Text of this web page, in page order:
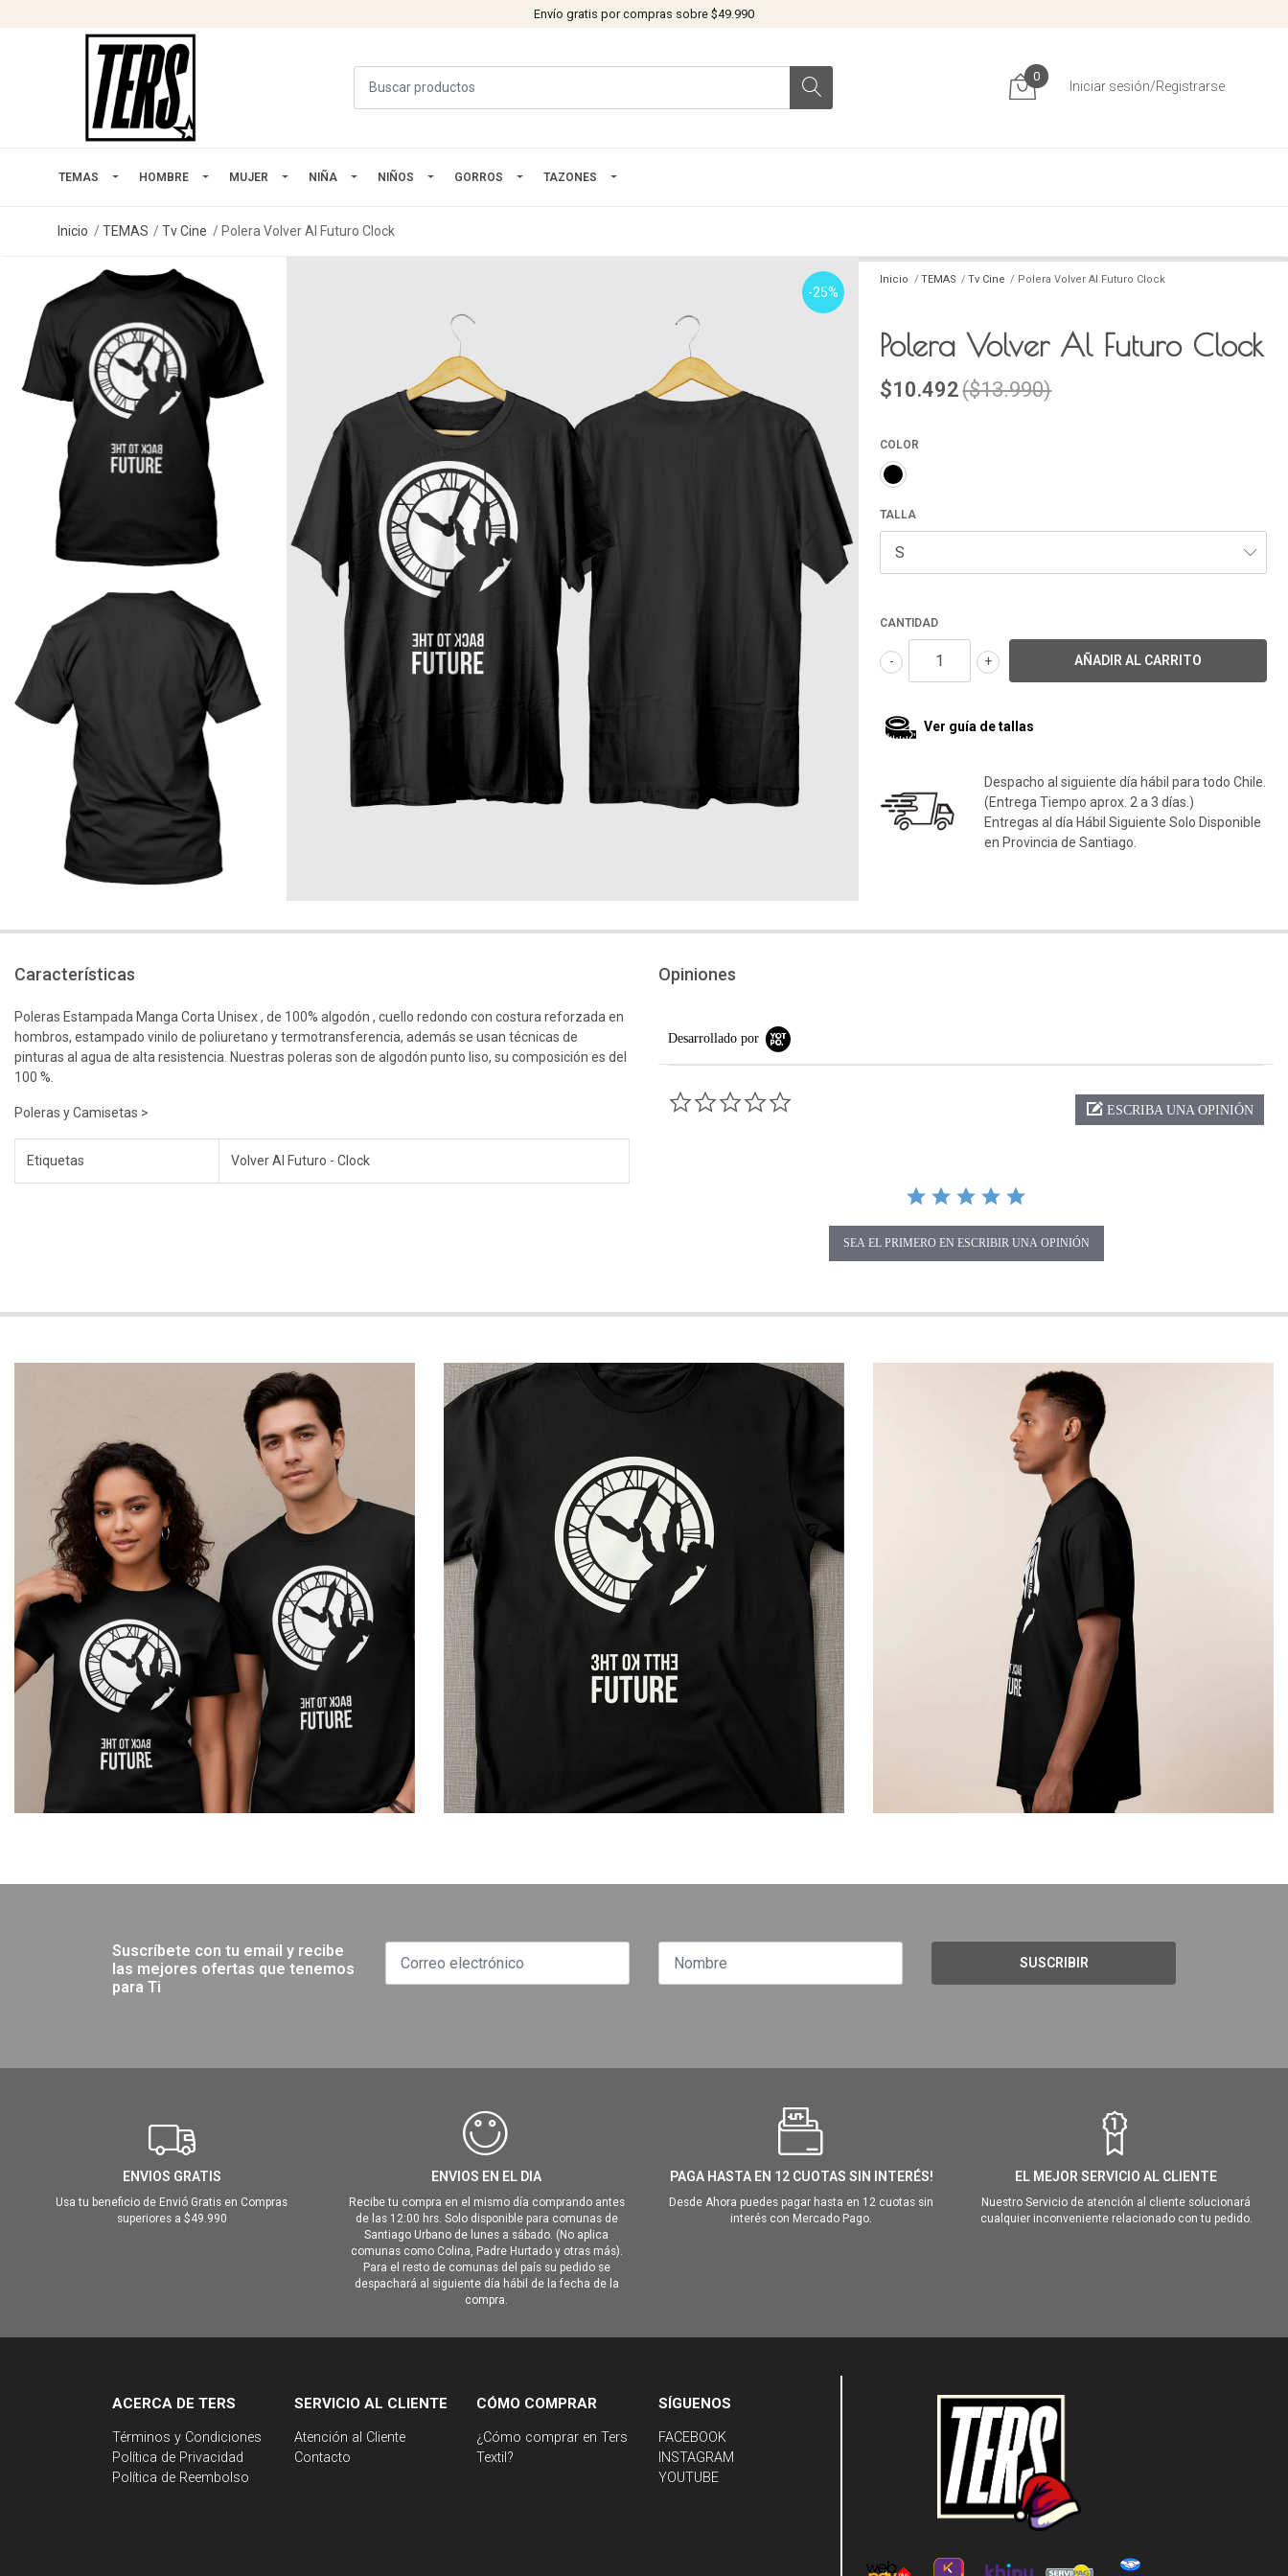
Envío gratis por compras sobre $49.990
0
Iniciar sesión/Registrarse
TEMAS HOMBRE MUJER NIÑA NIÑOS GORROS TAZONES
Inicio TEMAS Tv Cine Polera Volver Al Futuro Clock
-25%
Inicio TEMAS Tv Cine Polera Volver Al Futuro Clock
Polera Volver Al Futuro Clock
$10.492($13.990)
COLOR
TALLA
CANTIDAD
+
-
Ver guía de tallas
Despacho al siguiente día hábil para todo Chile.
(Entrega Tiempo aprox. 2 a 3 días.)
Entregas al día Hábil Siguiente Solo Disponible
en Provincia de Santiago.
Características
Poleras Estampada Manga Corta Unisex , de 100% algodón , cuello redondo con costura reforzada en
hombros, estampado vinilo de poliuretano y termotransferencia, además se usan técnicas de
pinturas al agua de alta resistencia. Nuestras poleras son de algodón punto liso, su composición es del
100 %.
Poleras y Camisetas >
Etiquetas Volver Al Futuro - Clock
Opiniones
Desarrollado por
ESCRIBA UNA OPINIÓN
SEA EL PRIMERO EN ESCRIBIR UNA OPINIÓN
Suscríbete con tu email y recibe
las mejores ofertas que tenemos
para Ti
SUSCRIBIR
ENVIOS GRATIS
Usa tu beneficio de Envió Gratis en Compras
superiores a $49.990
ENVIOS EN EL DIA
Recibe tu compra en el mismo día comprando antes
de las 12:00 hrs. Solo disponible para comunas de
Santiago Urbano de lunes a sábado. (No aplica
comunas como Colina, Padre Hurtado y otras más).
Para el resto de comunas del país su pedido se
despachará al siguiente día hábil de la fecha de la
compra.
PAGA HASTA EN 12 CUOTAS SIN INTERÉS!
Desde Ahora puedes pagar hasta en 12 cuotas sin
interés con Mercado Pago.
EL MEJOR SERVICIO AL CLIENTE
Nuestro Servicio de atención al cliente solucionará
cualquier inconveniente relacionado con tu pedido.
ACERCA DE TERS
Términos y Condiciones
Política de Privacidad
Política de Reembolso
SERVICIO AL CLIENTE
Atención al Cliente
Contacto
CÓMO COMPRAR
¿Cómo comprar en Ters
Textil?
SÍGUENOS
FACEBOOK
INSTAGRAM
YOUTUBE